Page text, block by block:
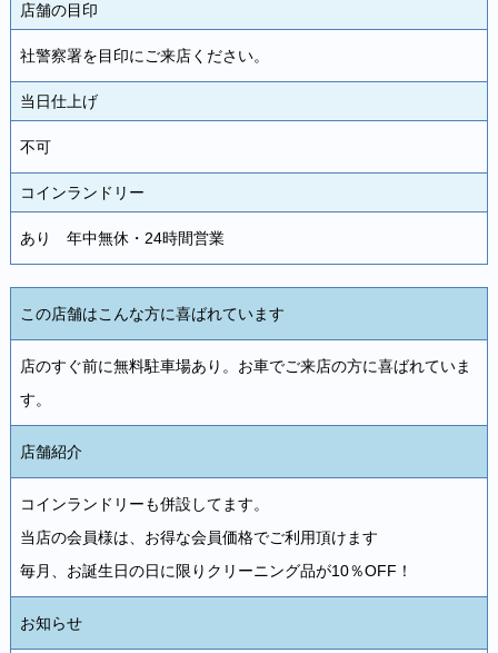
店舗の目印
社警察署を目印にご来店ください。
当日仕上げ
不可
コインランドリー
あり 年中無休・24時間営業
この店舗はこんな方に喜ばれています
店のすぐ前に無料駐車場あり。お車でご来店の方に喜ばれていま
す。
店舗紹介
コインランドリーも併設してます。
当店の会員様は、お得な会員価格でご利用頂けます
毎月、お誕生日の日に限りクリーニング品が10％OFF！
お知らせ